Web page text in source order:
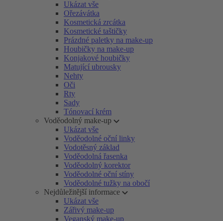
Ukázat vše
Ořezávátka
Kosmetická zrcátka
Kosmetické taštičky
Prázdné paletky na make-up
Houbičky na make-up
Konjakové houbičky
Matující ubrousky
Nehty
Oči
Rty
Sady
Tónovací krém
Voděodolný make-up
Ukázat vše
Voděodolné oční linky
Vodotěsný základ
Voděodolná řasenka
Voděodolný korektor
Voděodolné oční stíny
Voděodolné tužky na obočí
Nejdůležitější informace
Ukázat vše
Zářivý make-up
Veganský make-up